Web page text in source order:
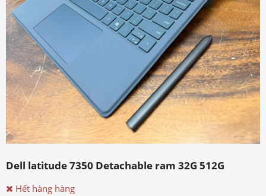
Dell latitude 7350 Detachable ram 32G 512G
Hết hàng hàng